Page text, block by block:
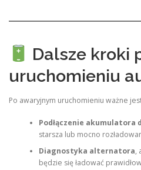
Dalsze kroki
uruchomieniu
Po awaryjnym uruchomieniu ważne
Podłączenie akumulatora
starsza lub mocno
Diagnostyka alternatora,
będzie się ładować